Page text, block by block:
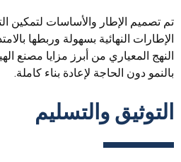
تم تصميم الإطار والأساسات لتمكين
الإطارات النهائية بسهولة وربطها
النهج المعياري من أبرز مزايا مصنع
بالنمو دون الحاجة لإعادة بناء كاملة.
التوثيق والتسليم